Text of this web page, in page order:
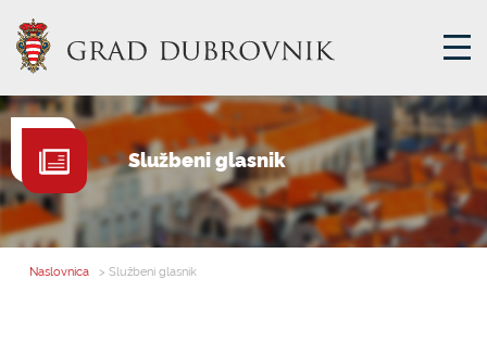
GRADSKA UPRAVA
GRADONAČELNIK
MJESNA SAMOUPRAVA
Službeni glasnik
Naslovnica > Službeni glasnik